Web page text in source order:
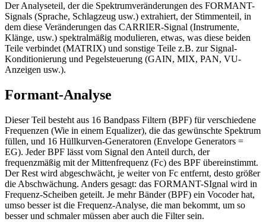
Der Analyseteil, der die Spektrumveränderungen des FORMANT-
Signals (Sprache, Schlagzeug usw.) extrahiert, der Stimmenteil, in
dem diese Veränderungen das CARRIER-Signal (Instrumente,
Klänge, usw.) spektralmäßig modulieren, etwas, was diese beiden
Teile verbindet (MATRIX) und sonstige Teile z.B. zur Signal-
Konditionierung und Pegelsteuerung (GAIN, MIX, PAN, VU-
Anzeigen usw.).
Formant-Analyse
Dieser Teil besteht aus 16 Bandpass Filtern (BPF) für verschiedene
Frequenzen (Wie in einem Equalizer), die das gewünschte Spektrum
füllen, und 16 Hüllkurven-Generatoren (Envelope Generators =
EG). Jeder BPF lässt vom Signal den Anteil durch, der
frequenzmäßig mit der Mittenfrequenz (Fc) des BPF übereinstimmt.
Der Rest wird abgeschwächt, je weiter von Fc entfernt, desto größer
die Abschwächung. Anders gesagt: das FORMANT-SIgnal wird in
Frequenz-Scheiben geteilt. Je mehr Bänder (BPF) ein Vocoder hat,
umso besser ist die Frequenz-Analyse, die man bekommt, um so
besser und schmaler müssen aber auch die Filter sein.